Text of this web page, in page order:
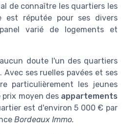
de connaître les quartiers les
est réputée pour ses divers
varié de logements et
doute l'un des quartiers
Avec ses ruelles pavées et ses
particulièrement les jeunes
moyen des appartements
est d'environ 5 000 € par
Bordeaux Immo.